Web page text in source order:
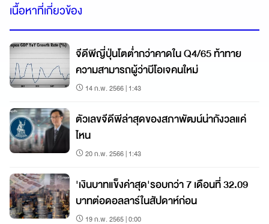
เนื้อหาที่เกี่ยวข้อง
จีดีพีญี่ปุ่นโตต่ำกว่าคาดใน Q4/65 ท้าทาย
ความสามารถผู้ว่าบีโอเจคนใหม่
14 ก.พ. 2566 | 1:43
ตัวเลขจีดีพีล่าสุดของสภาพัฒน์น่ากังวลแค่
ไหน
20 ก.พ. 2566 | 1:43
'เงินบาทแข็งค่าสุด'รอบกว่า 7 เดือนที่ 32.09
บาทต่อดอลลาร์ในสัปดาห์ก่อน
19 ก.พ. 2565 | 0:00